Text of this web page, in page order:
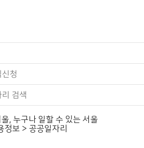
청
검색
, 누구나 일할 수 있는 서울
정보 > 공공일자리